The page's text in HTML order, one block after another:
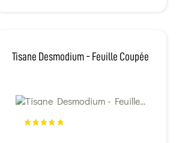
Tisane Desmodium - Feuille Coupée